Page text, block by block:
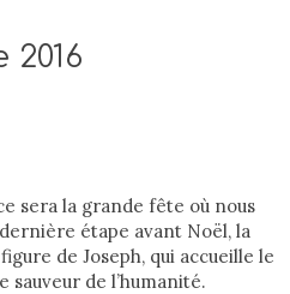
sera la grande fête où nous
étape avant Noël, la
de Joseph, qui accueille le
de l’humanité.